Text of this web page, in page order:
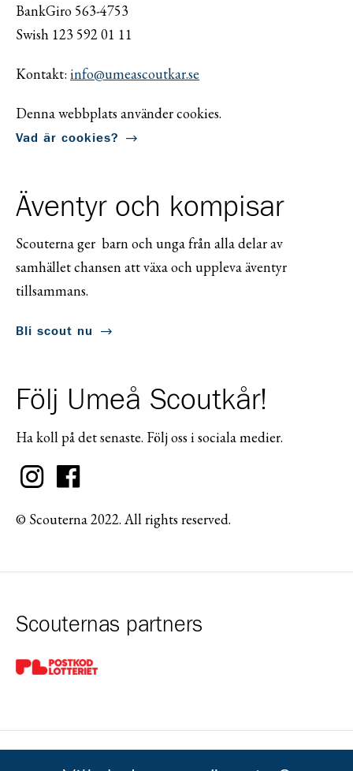
BankGiro 563-4753
Swish 123 592 01 11
Kontakt: info@umeascoutkar.se
Denna webbplats använder cookies.
Vad är cookies?
Äventyr och kompisar
Scouterna ger barn och unga från alla delar av
samhället chansen att växa och uppleva äventyr
tillsammans.
Bli scout nu
Följ Umeå Scoutkår!
Ha koll på det senaste. Följ oss i sociala medier.
© Scouterna 2022. All rights reserved.
Scouternas partners
Gå till pl_50